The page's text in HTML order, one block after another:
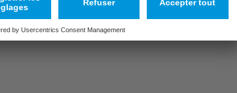
approprié non trouvé?